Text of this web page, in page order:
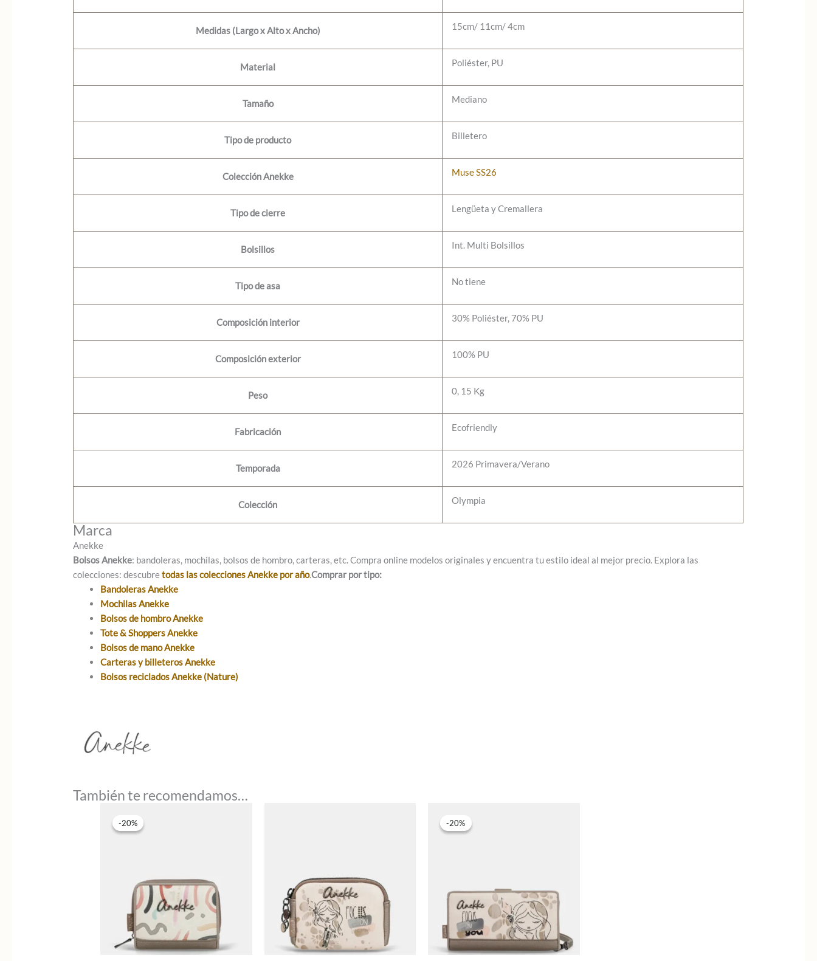
Medidas (Largo x Alto x Ancho) 15cm/ 11cm/ 4cm
Material Poliéster, PU
Tamaño Mediano
Tipo de producto Billetero
Colección Anekke Muse SS26
Tipo de cierre Lengüeta y Cremallera
Bolsillos Int. Multi Bolsillos
Tipo de asa No tiene
Composición interior 30% Poliéster, 70% PU
Composición exterior 100% PU
Peso 0, 15 Kg
Fabricación Ecofriendly
Temporada 2026 Primavera/Verano
Colección Olympia
Marca
Anekke
Bolsos Anekke: bandoleras, mochilas, bolsos de hombro, carteras, etc. Compra online modelos originales y encuentra tu estilo ideal al mejor precio. Explora las
colecciones: descubretodas las colecciones Anekke por año.Comprar por tipo:
Bandoleras Anekke
Mochilas Anekke
Bolsos de hombro Anekke
Tote & Shoppers Anekke
Bolsos de mano Anekke
Carteras y billeteros Anekke
Bolsos reciclados Anekke (Nature)
También te recomendamos…
-20%
-20% -20%
-20%